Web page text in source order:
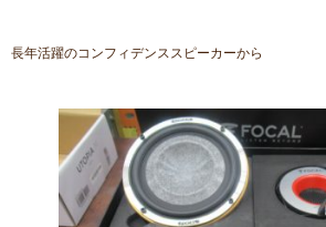
長年活躍のコンフィデンススピーカーから